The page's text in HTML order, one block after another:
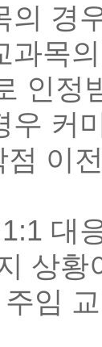
의 경
목
인정
우 커
이
대
상
임